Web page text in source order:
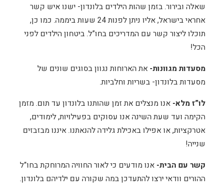
שאלה ובירור. בזמן שהות הילדים בלונדון- ישנו איש קשר
אחראי בישראל, אליו ניתן לפנות 24 שעות ביממה. כמו כן,
תוכלו ליצור קשר עם המדריכים בחו”ל. ביטחון הילדים לפני
הכל!
מסעדות מגוונות- את הארוחות נגוון בסוגים שונים של
מסעדות בלונדון- בשריות וחלביות.
לו”ז מלא- אנו מנצלים את זמן שהותנו בלונדון עד תום. מזמן
הקימה ועד שעת השינה אנו עסוקים בפעילויות, לימודים,
אטרקציות, או אפילו באכילת גלידה להנאתנו. איננו מבזבזים
שנייה!
קשר עם הבית- אנו מודעים כי לאור החוויה המרוחקת בחו”ל
ההורים וודאי ירצו להתעדכן במה שקורה עם ילדיהם בלונדון.